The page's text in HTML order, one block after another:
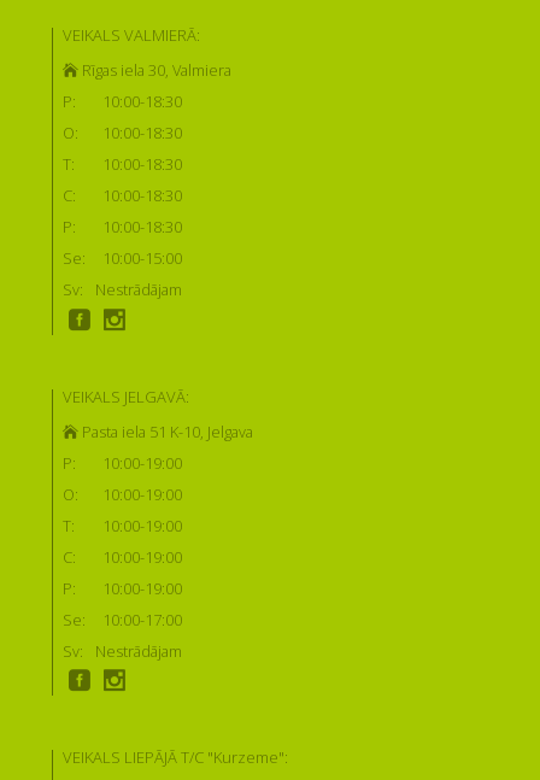
VEIKALS VALMIERĀ:
Rīgas iela 30, Valmiera
P:
10:00-18:30
O:
10:00-18:30
T:
10:00-18:30
C:
10:00-18:30
P:
10:00-18:30
Se:
10:00-15:00
Sv:
Nestrādājam
VEIKALS JELGAVĀ:
Pasta iela 51 K-10, Jelgava
P:
10:00-19:00
O:
10:00-19:00
T:
10:00-19:00
C:
10:00-19:00
P:
10:00-19:00
Se:
10:00-17:00
Sv:
Nestrādājam
VEIKALS LIEPĀJĀ T/C "Kurzeme":